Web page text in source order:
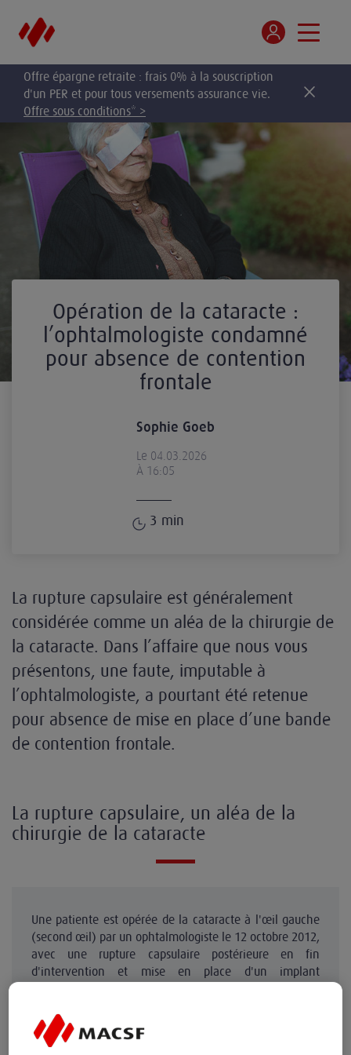
Offre épargne retraite : frais 0% à la souscription
d'un PER et pour tous versements assurance vie.
Offre sous conditions* >
Opération de la cataracte :
l’ophtalmologiste condamné
pour absence de contention
frontale
Sophie Goeb
Le 04.03.2026
À 16:05
3 min
La rupture capsulaire est généralement
considérée comme un aléa de la chirurgie de
la cataracte. Dans l’affaire que nous vous
présentons, une faute, imputable à
l’ophtalmologiste, a pourtant été retenue
pour absence de mise en place d’une bande
de contention frontale.
La rupture capsulaire, un aléa de la
chirurgie de la cataracte
Une patiente est opérée de la cataracte à l'œil gauche
(second œil) par un ophtalmologiste le 12 octobre 2012,
avec une rupture capsulaire postérieure en fin
d'intervention et mise en place d'un implant
Dans son compte rendu opératoire,
l’ophtalmologiste mentionne :